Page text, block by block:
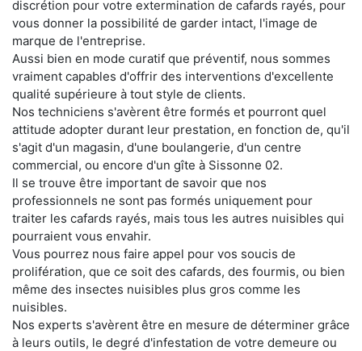
discrétion pour votre extermination de cafards rayés, pour
vous donner la possibilité de garder intact, l'image de
marque de l'entreprise.
Aussi bien en mode curatif que préventif, nous sommes
vraiment capables d'offrir des interventions d'excellente
qualité supérieure à tout style de clients.
Nos techniciens s'avèrent être formés et pourront quel
attitude adopter durant leur prestation, en fonction de, qu'il
s'agit d'un magasin, d'une boulangerie, d'un centre
commercial, ou encore d'un gîte à Sissonne 02.
Il se trouve être important de savoir que nos
professionnels ne sont pas formés uniquement pour
traiter les cafards rayés, mais tous les autres nuisibles qui
pourraient vous envahir.
Vous pourrez nous faire appel pour vos soucis de
prolifération, que ce soit des cafards, des fourmis, ou bien
même des insectes nuisibles plus gros comme les
nuisibles.
Nos experts s'avèrent être en mesure de déterminer grâce
à leurs outils, le degré d'infestation de votre demeure ou